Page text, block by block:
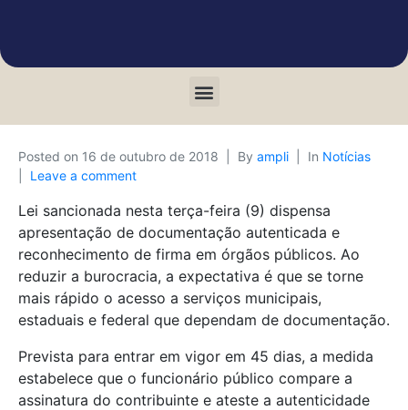
Posted on 16 de outubro de 2018 By ampli In Notícias
Leave a comment
Lei sancionada nesta terça-feira (9) dispensa
apresentação de documentação autenticada e
reconhecimento de firma em órgãos públicos. Ao
reduzir a burocracia, a expectativa é que se torne
mais rápido o acesso a serviços municipais,
estaduais e federal que dependam de documentação.
Prevista para entrar em vigor em 45 dias, a medida
estabelece que o funcionário público compare a
assinatura do contribuinte e ateste a autenticidade